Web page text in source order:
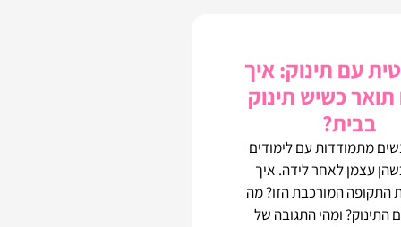
עם תינוק: איך
תואר כשיש תינוק
בבית?
מתמודדות עם לימודים
עצמן לאחר לידה. איך
התקופה המורכבת הזו? מה
התינוק? ומהי התגובה של